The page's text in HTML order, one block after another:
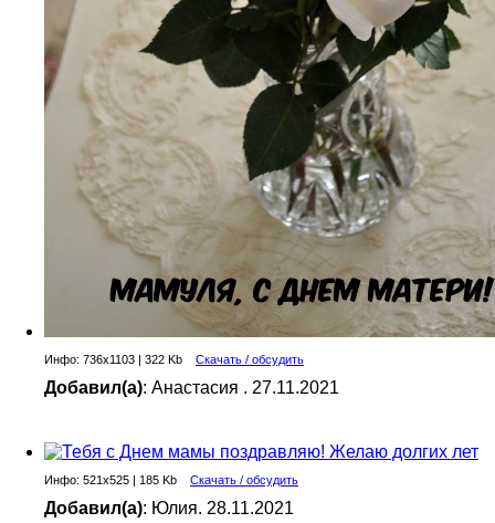
Инфо: 736х1103 | 322 Kb Скачать / обсудить
Добавил(а): Анастасия . 27.11.2021
Инфо: 521х525 | 185 Kb Скачать / обсудить
Добавил(а): Юлия. 28.11.2021